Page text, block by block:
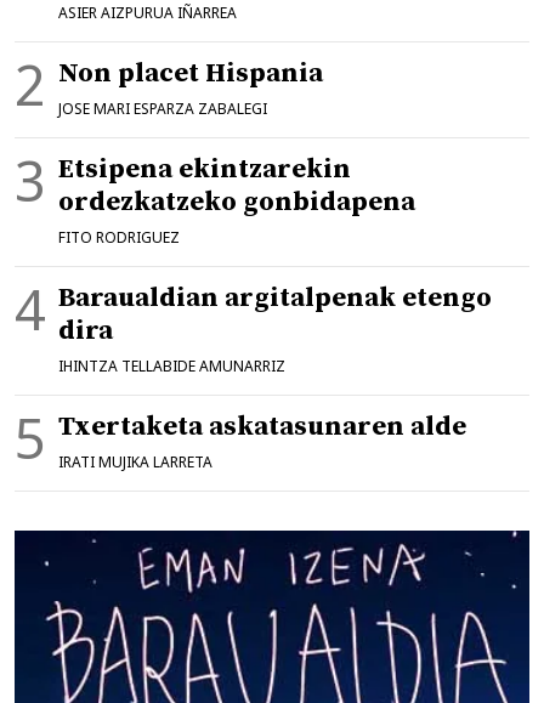
ASIER AIZPURUA IÑARREA
Non placet Hispania
JOSE MARI ESPARZA ZABALEGI
Etsipena ekintzarekin
ordezkatzeko gonbidapena
FITO RODRIGUEZ
Baraualdian argitalpenak etengo
dira
IHINTZA TELLABIDE AMUNARRIZ
Txertaketa askatasunaren alde
IRATI MUJIKA LARRETA